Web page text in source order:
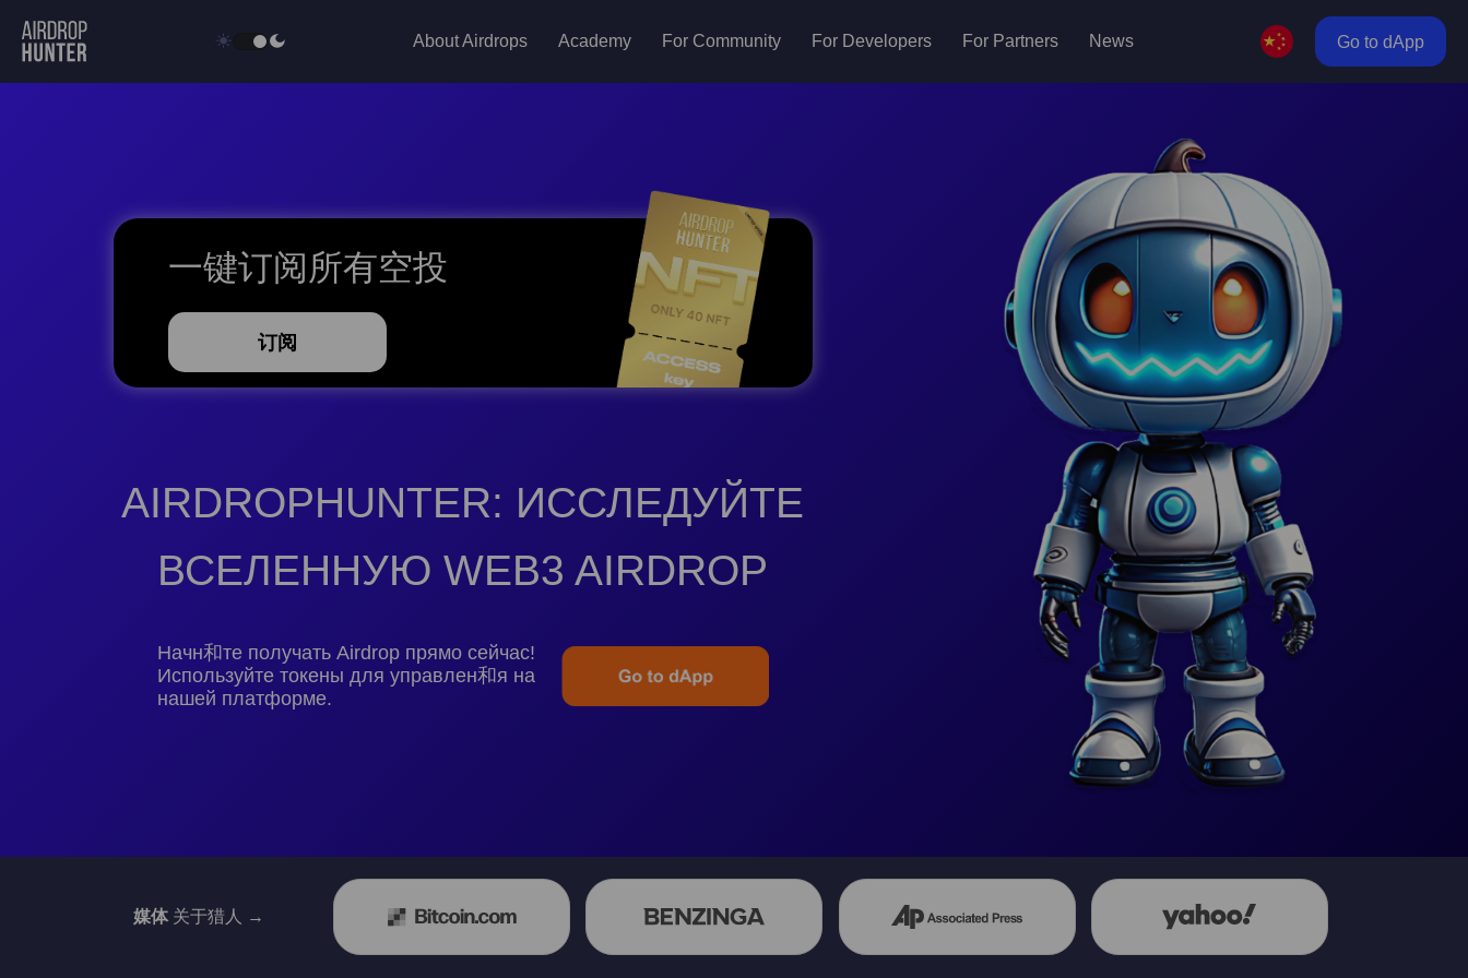
About Airdrops Academy For Community For Developers For Partners News Go to dApp
一键订阅所有空投
订阅
AIRDROPHUNTER: ИССЛЕДУЙТЕ
ВСЕЛЕННУЮ WEB3 AIRDROP
Начн和те получать Airdrop прямо сейчас!
Используйте токены для управлен和я на
нашей платформе.
媒体 关于猎人 →